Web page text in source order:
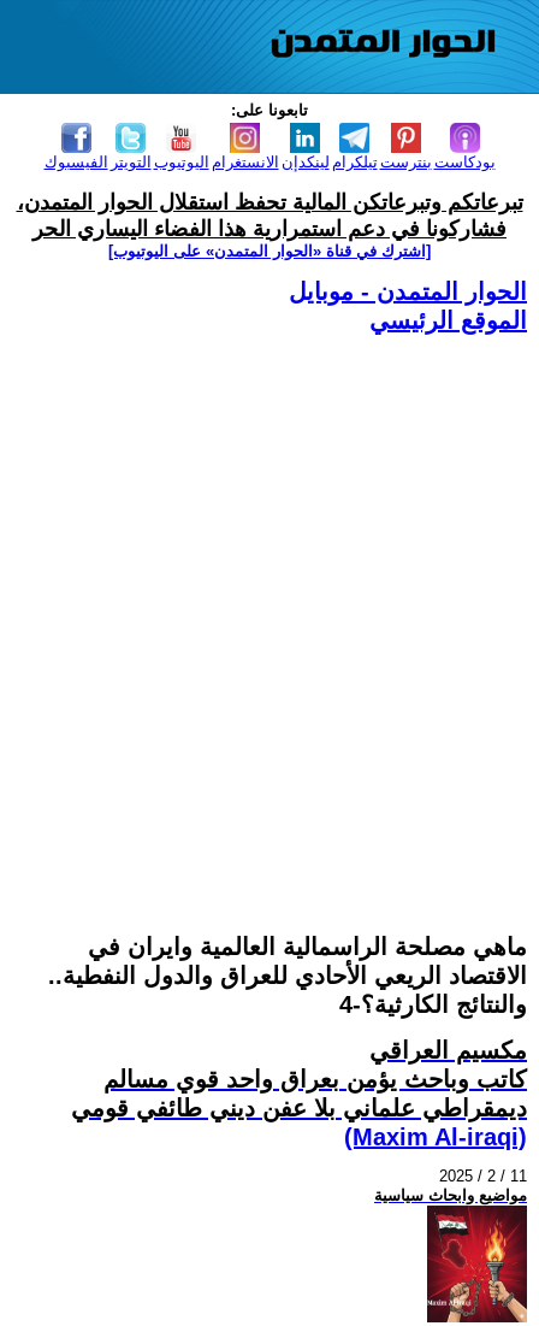
تابعونا على:
الفيسبوك التويتر اليوتيوب الانستغرام لينكدإن تيلكرامبنترست بودكاست
تبرعاتكم وتبرعاتكن المالية تحفظ استقلال الحوار المتمدن،
فشاركونا في دعم استمرارية هذا الفضاء اليساري الحر
[اشترك في قناة ‫«الحوار المتمدن» على اليوتيوب]
الحوار المتمدن - موبايل
الموقع الرئيسي
ماهي مصلحة الراسمالية العالمية وايران في
الاقتصاد الريعي الأحادي للعراق والدول النفطية..
والنتائج الكارثية؟-4
مكسيم العراقي
كاتب وباحث يؤمن بعراق واحد قوي مسالم
ديمقراطي علماني بلا عفن ديني طائفي قومي
(Maxim Al-iraqi)
2025 / 2 / 11
مواضيع وابحاث سياسية